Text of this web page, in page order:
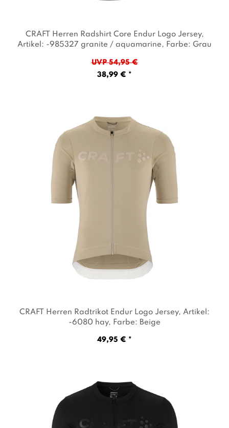
CRAFT Herren Radshirt Core Endur Logo Jersey,
Artikel: -985327 granite / aquamarine, Farbe: Grau
UVP 54,95 €
38,99 € *
CRAFT Herren Radtrikot Endur Logo Jersey, Artikel:
-6080 hay, Farbe: Beige
49,95 € *